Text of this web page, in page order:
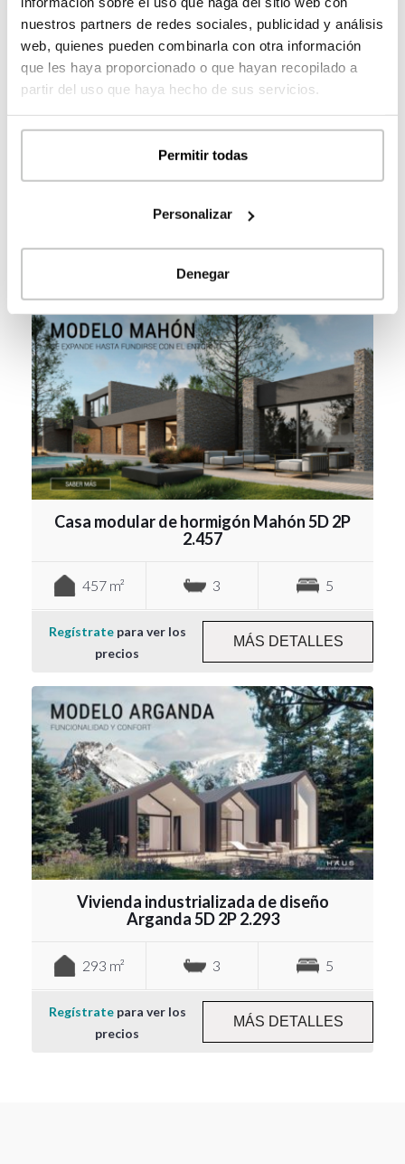
nuestros partners de redes sociales, publicidad y análisis
web, quienes pueden combinarla con otra información
que les haya proporcionado o que hayan recopilado a
partir del uso que haya hecho de sus servicios.
Permitir todas
Personalizar
Denegar
PORCHES 24,49 m
porche perimetral 24,49 m 2
SUP. CONSTRUIDA 154,49 m2
VIVIENDA 130,00 m2
PORCHE 24,49 m
PLANTA BAJA
vivienda
130,00 m2
24,49
Casas Similares
Casa modular de hormigón Mahón 5D 2P
2.457
457 m² 3 5
Regístratepara ver los
precios
MÁS DETALLES
Vivienda industrializada de diseño
Arganda 5D 2P 2.293
293 m² 3 5
Regístratepara ver los
precios
MÁS DETALLES